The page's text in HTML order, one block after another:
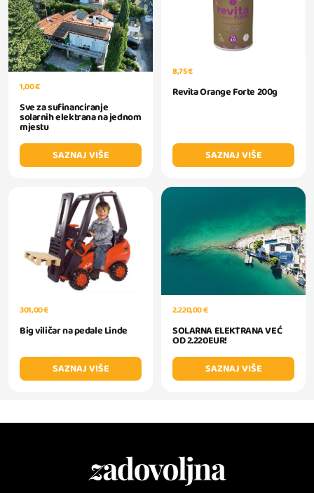
1,00 €
Sve za sufinanciranje
solarnih elektrana na jednom
mjestu
SAZNAJ VIŠE
8,75 €
Revita Orange Forte 200g
SAZNAJ VIŠE
301,00 €
Big viličar na pedale Linde
SAZNAJ VIŠE
2.220,00 €
SOLARNA ELEKTRANA VEĆ
OD 2.220EUR!
SAZNAJ VIŠE